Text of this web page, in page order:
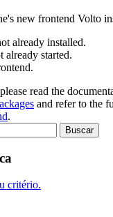
new frontend Volto
already installed.
already started.
read the
and refer to the
.
critério.